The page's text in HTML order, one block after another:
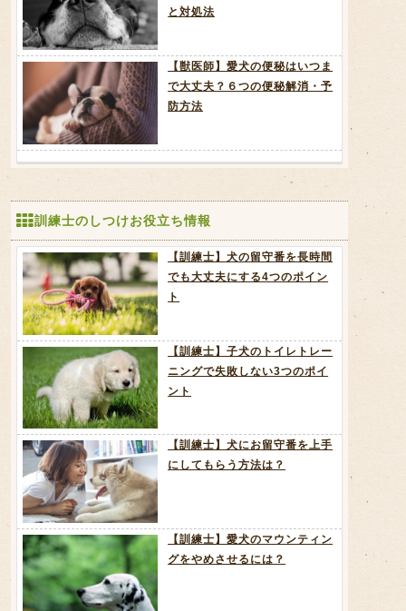
と対処法
【獣医師】愛犬の便秘はいつま
で大丈夫？６つの便秘解消・予
防方法
訓練士のしつけお役立ち情報
【訓練士】犬の留守番を長時間
でも大丈夫にする4つのポイン
ト
【訓練士】子犬のトイレトレー
ニングで失敗しない3つのポイ
ント
【訓練士】犬にお留守番を上手
にしてもらう方法は？
【訓練士】愛犬のマウンティン
グをやめさせるには？